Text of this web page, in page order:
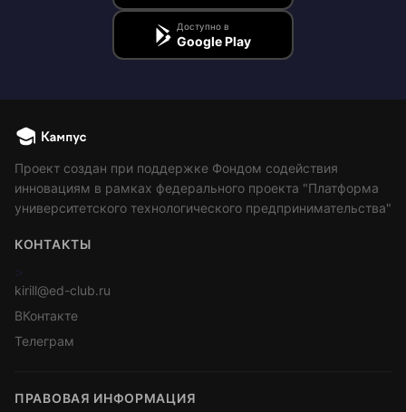
Доступно в
Google Play
Проект создан при поддержке Фондом содействия
инновациям в рамках федерального проекта "Платформа
университетского технологического предпринимательства"
КОНТАКТЫ
>
kirill@ed-club.ru
ВКонтакте
Телеграм
ПРАВОВАЯ ИНФОРМАЦИЯ